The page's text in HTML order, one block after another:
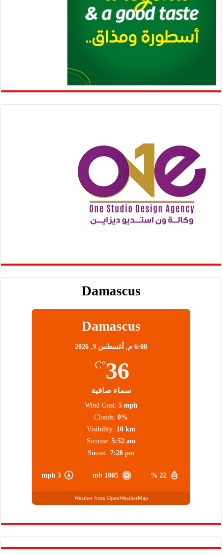
Damascus
Damascus
6:08 م, أغسطس 9, 2026
36
°C
سماء صافية
22 %
1005 mb
3 mph
Wind Gust: 5 mph
Clouds: 0%
Visibility: 10 km
Sunrise: 5:52 am
Sunset: 7:28 pm
Weather from OpenWeatherMap